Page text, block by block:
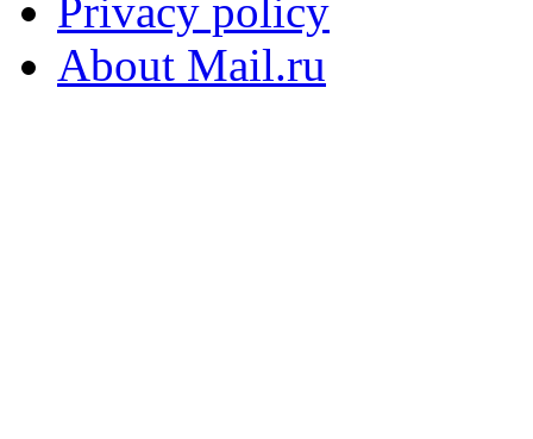
Privacy policy
About Mail.ru